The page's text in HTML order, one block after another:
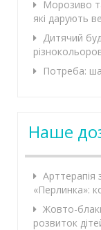
Морозиво
які дарують
Дитячий
Потреба:
Наше
Арттерапія
«Перлинка»:
Жовто-
розвиток